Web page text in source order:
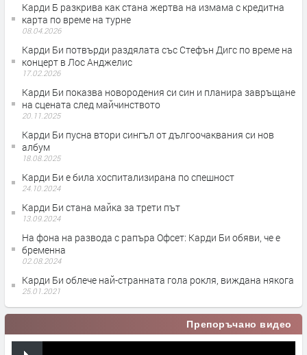
Карди Б разкрива как стана жертва на измама с кредитна
карта по време на турне
08.04.2026
Карди Би потвърди раздялата със Стефън Дигс по време на
концерт в Лос Анджелис
17.02.2026
Карди Би показва новородения си син и планира завръщане
на сцената след майчинството
20.11.2025
Карди Би пусна втори сингъл от дългоочаквания си нов
албум
18.08.2025
Карди Би е била хоспитализирана по спешност
24.10.2024
Карди Би стана майка за трети път
13.09.2024
На фона на развода с рапъра Офсет: Карди Би обяви, че е
бременна
02.08.2024
Карди Би облече най-странната гола рокля, виждана някога
25.01.2021
Препоръчано видео